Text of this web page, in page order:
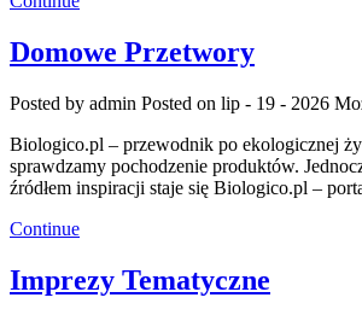
Domowe Przetwory
Posted by admin Posted on lip - 19 - 2026
Biologico.pl – przewodnik po ekologicznej
sprawdzamy pochodzenie produktów.
źródłem inspiracji staje się Biologico.pl –
Continue
Imprezy Tematyczne